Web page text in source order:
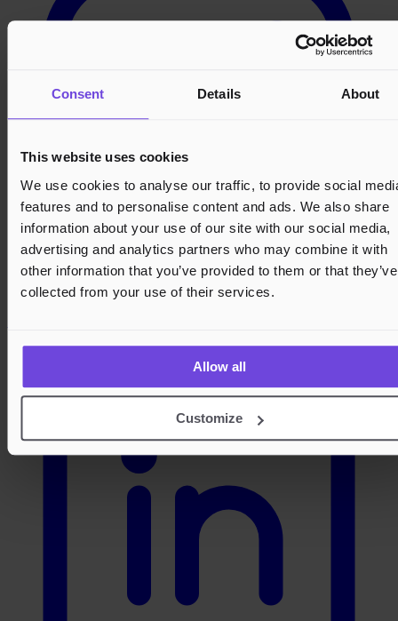
Consent Details About
This website uses cookies
We use cookies to analyse our traffic, to provide social
features and to personalise content and ads. We also share
information about your use of our site with our social media,
advertising and analytics partners who may combine it with
other information that you’ve provided to them or that they’ve
collected from your use of their services.
Allow all
Customize